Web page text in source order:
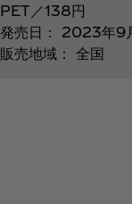
PET／138円
発売日： 2023年9
販売地域： 全国